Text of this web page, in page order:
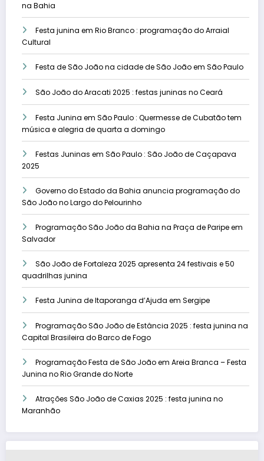
na Bahia
Festa junina em Rio Branco : programação do Arraial
Cultural
Festa de São João na cidade de São João em São Paulo
São João do Aracati 2025 : festas juninas no Ceará
Festa Junina em São Paulo : Quermesse de Cubatão tem
música e alegria de quarta a domingo
Festas Juninas em São Paulo : São João de Caçapava
2025
Governo do Estado da Bahia anuncia programação do
São João no Largo do Pelourinho
Programação São João da Bahia na Praça de Paripe em
Salvador
São João de Fortaleza 2025 apresenta 24 festivais e 50
quadrilhas junina
Festa Junina de Itaporanga d’Ajuda em Sergipe
Programação São João de Estância 2025 : festa junina na
Capital Brasileira do Barco de Fogo
Programação Festa de São João em Areia Branca – Festa
Junina no Rio Grande do Norte
Atrações São João de Caxias 2025 : festa junina no
Maranhão